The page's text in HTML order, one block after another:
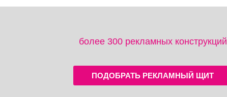
более 300 рекламных конструкций
ПОДОБРАТЬ РЕКЛАМНЫЙ ЩИТ